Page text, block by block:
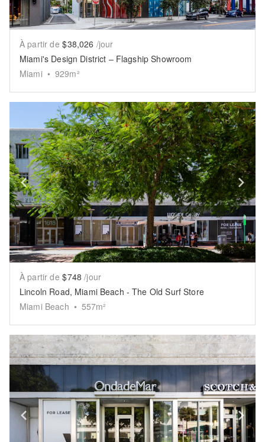
À partir de $38,026 /jour
Miami's Design District – Flagship Showroom
Miami • 929m²
Show previous slide
À partir de $748 /jour
Lincoln Road, Miami Beach - The Old Surf Store
Miami Beach • 557m²
Show previous slide